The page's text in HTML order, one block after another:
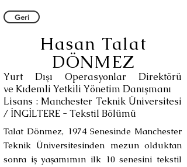
Geri
Hasan Talat
DÖNMEZ
Yurt Dışı Operasyonlar Direktörü
ve Kıdemli Yetkili Yönetim Danışmanı
Lisans : Manchester Teknik Üniversitesi
/ İNGİLTERE - Tekstil Bölümü
Talat Dönmez, 1974 Senesinde Manchester
Teknik Üniversitesinden mezun olduktan
sonra iş yaşamımın ilk 10 senesini tekstil